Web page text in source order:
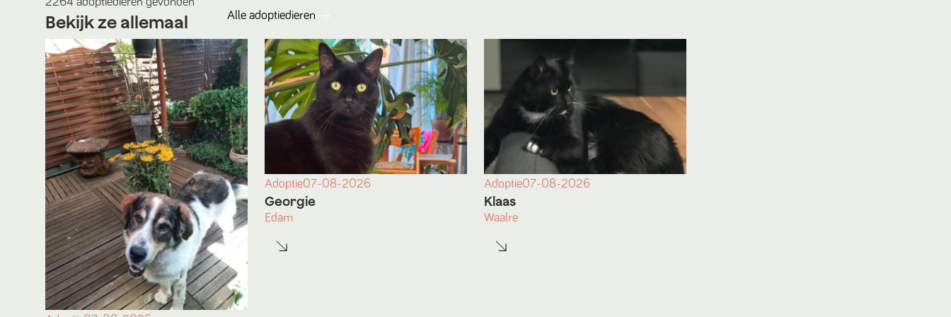
Bekijk ze allemaal Alle adoptiedieren
Adoptie07-08-2026
Georgie
Edam
Adoptie07-08-2026
Klaas
Waalre